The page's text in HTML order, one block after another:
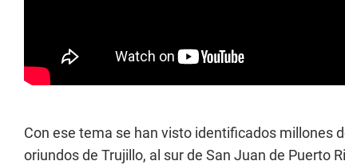
Con ese tema se han visto identificados millones
oriundos de Trujillo, al sur de San Juan de Puerto